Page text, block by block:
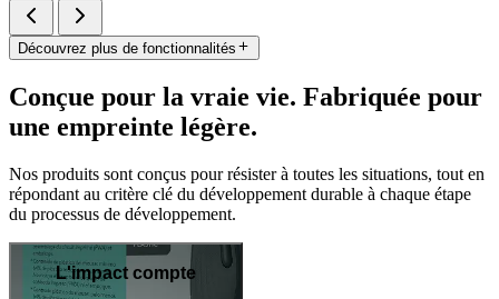
Découvrez plus de fonctionnalités
Conçue pour la vraie vie. Fabriquée pour
une empreinte légère.
Nos produits sont conçus pour résister à toutes les situations, tout en
répondant au critère clé du développement durable à chaque étape
du processus de développement.
L'impact compte